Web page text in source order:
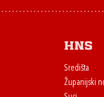
HNS
Središta
Županijski